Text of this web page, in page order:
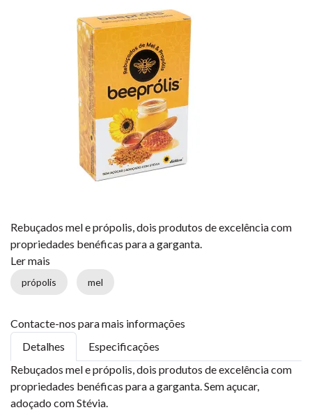
Rebuçados mel e própolis, dois produtos de excelência com
propriedades benéficas para a garganta.
Ler mais
própolis mel
Contacte-nos para mais informações
Detalhes
Especificações
Rebuçados mel e própolis, dois produtos de excelência com
propriedades benéficas para a garganta. Sem açucar,
adoçado com Stévia.